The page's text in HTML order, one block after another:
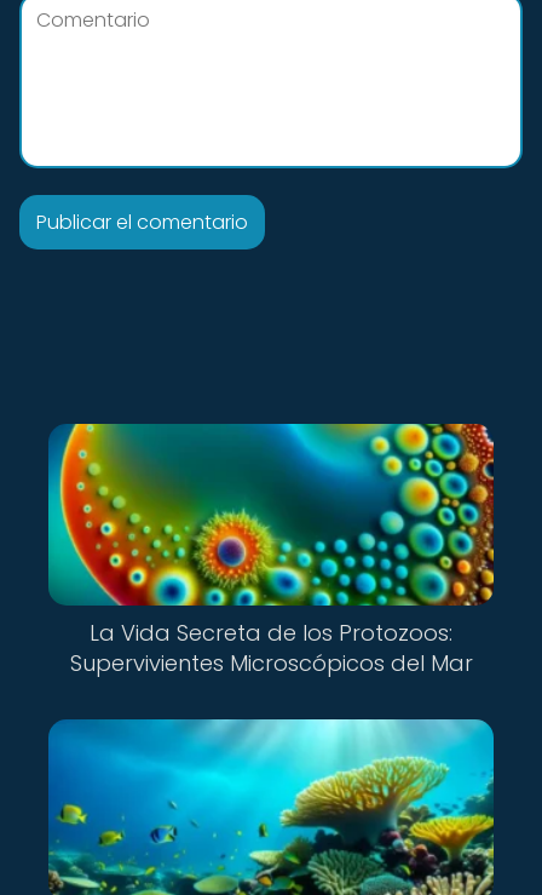
La Vida Secreta de los Protozoos:
Supervivientes Microscópicos del Mar